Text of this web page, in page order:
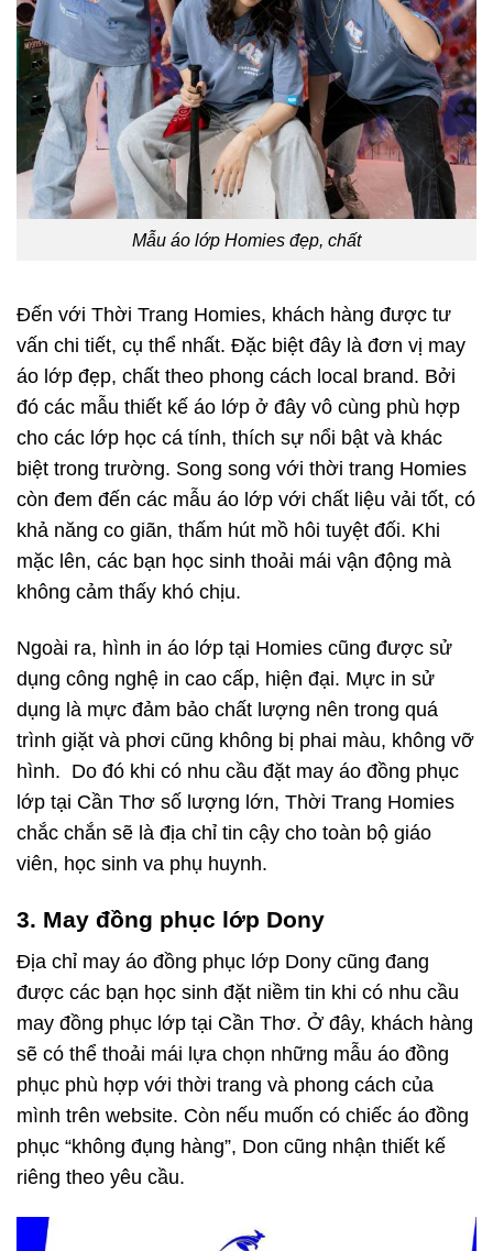
Mẫu áo lớp Homies đẹp, chất
Đến với Thời Trang Homies, khách hàng được tư
vấn chi tiết, cụ thể nhất. Đặc biệt đây là đơn vị may
áo lớp đẹp, chất theo phong cách local brand. Bởi
đó các mẫu thiết kế áo lớp ở đây vô cùng phù hợp
cho các lớp học cá tính, thích sự nổi bật và khác
biệt trong trường. Song song với thời trang Homies
còn đem đến các mẫu áo lớp với chất liệu vải tốt, có
khả năng co giãn, thấm hút mồ hôi tuyệt đối. Khi
mặc lên, các bạn học sinh thoải mái vận động mà
không cảm thấy khó chịu.
Ngoài ra, hình in áo lớp tại Homies cũng được sử
dụng công nghệ in cao cấp, hiện đại. Mực in sử
dụng là mực đảm bảo chất lượng nên trong quá
trình giặt và phơi cũng không bị phai màu, không vỡ
hình. Do đó khi có nhu cầu đặt may áo đồng phục
lớp tại Cần Thơ số lượng lớn, Thời Trang Homies
chắc chắn sẽ là địa chỉ tin cậy cho toàn bộ giáo
viên, học sinh va phụ huynh.
3. May đồng phục lớp Dony
Địa chỉ may áo đồng phục lớp Dony cũng đang
được các bạn học sinh đặt niềm tin khi có nhu cầu
may đồng phục lớp tại Cần Thơ. Ở đây, khách hàng
sẽ có thể thoải mái lựa chọn những mẫu áo đồng
phục phù hợp với thời trang và phong cách của
mình trên website. Còn nếu muốn có chiếc áo đồng
phục “không đụng hàng”, Don cũng nhận thiết kế
riêng theo yêu cầu.